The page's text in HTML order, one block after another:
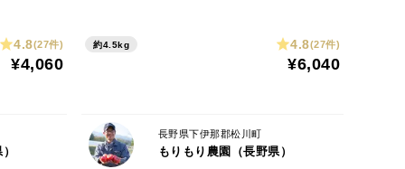
農園の野菜たちは、自然豊かな土地でのびのびと
4.8(27件)
¥4,060
約4.5kg 4.8(27件)
¥6,040
長野県下伊那郡松川町
もりもり農園（長野県）